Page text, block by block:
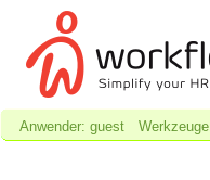
Anwender: guest Werkzeuge